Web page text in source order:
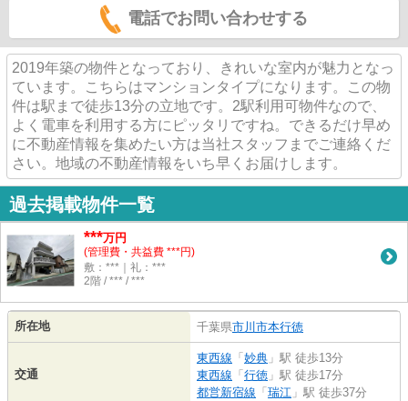
電話でお問い合わせする
2019年築の物件となっており、きれいな室内が魅力となっ
ています。こちらはマンションタイプになります。この物
件は駅まで徒歩13分の立地です。2駅利用可物件なので、
よく電車を利用する方にピッタリですね。できるだけ早め
に不動産情報を集めたい方は当社スタッフまでご連絡くだ
さい。地域の不動産情報をいち早くお届けします。
過去掲載物件一覧
***万円
(管理費・共益費 ***円)
敷：***｜礼：***
2階 / *** / ***
所在地 千葉県市川市本行徳
交通
東西線 「 妙典 」駅 徒歩13分
東西線 「 行徳 」駅 徒歩17分
都営新宿線 「 瑞江 」駅 徒歩37分